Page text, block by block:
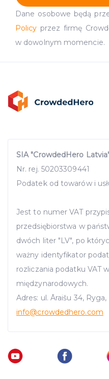
Dane osobowe będą
Policy przez firmę
w dowolnym momencie.
SIA "CrowdedHero
Nr. rej. 50203309441
Podatek od towarów i
Jest to numer VAT
przedsiębiorstwa w
dwóch liter "LV", po
ważny identyfikator
rozliczania podatku VAT
międzynarodowych.
Adres: ul. Āraišu 34,
info@crowdedhero.com